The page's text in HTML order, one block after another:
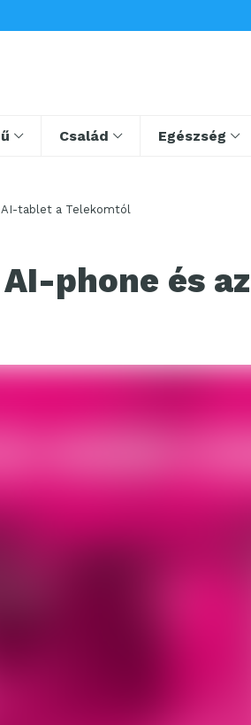
Család Egészség
AI-tablet a Telekomtól
phone és